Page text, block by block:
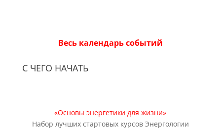
Весь календарь событий
С ЧЕГО НАЧАТЬ
«Основы энергетики для жизни»
Набор лучших стартовых курсов Энергологии